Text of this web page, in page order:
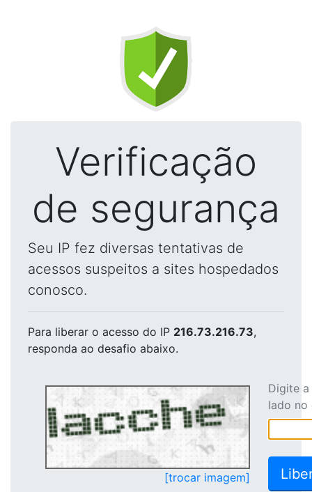
Verificação
de segurança
Seu IP fez diversas tentativas de
acessos suspeitos a sites hospedados
conosco.
Para liberar o acesso do IP 216.73.216.73,
responda ao desafio abaixo.
[trocar imagem]
Digite
lado no